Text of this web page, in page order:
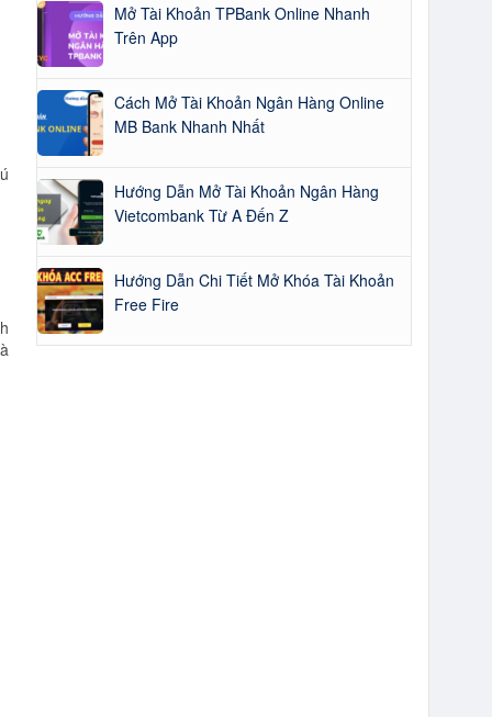
Mở Tài Khoản TPBank Online Nhanh
Trên App
Cách Mở Tài Khoản Ngân Hàng Online
MB Bank Nhanh Nhất
Hướng Dẫn Mở Tài Khoản Ngân Hàng
Vietcombank Từ A Đến Z
Hướng Dẫn Chi Tiết Mở Khóa Tài Khoản
Free Fire